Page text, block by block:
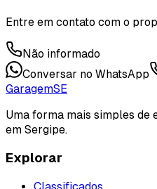
Entre em contato com o
Não informado
Conversar no WhatsApp
GaragemSE
Uma forma mais simples
em Sergipe.
Explorar